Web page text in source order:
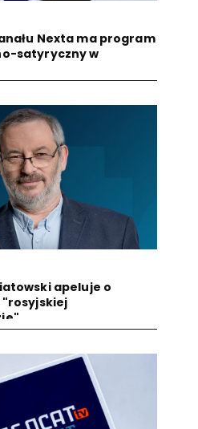
Nexta ma program
satyryczny w
apeluje o